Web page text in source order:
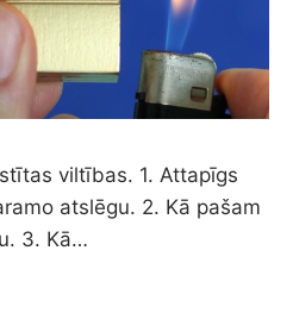
viltības. 1. Attapīgs
atslēgu. 2. Kā pašam
3. Kā…